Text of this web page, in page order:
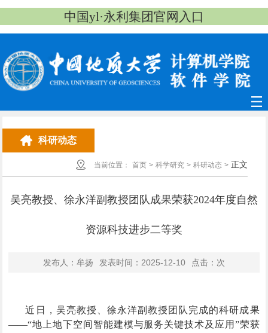
中国yl·永利集团官网入口
科研动态
当前位置： 首页 > 科学研究 > 科研动态 >正文
吴亮教授、徐永洋副教授团队成果荣获2024年度自然
资源科技进步二等奖
发布人：牟扬 发表时间：2025-12-10 点击： 次
近日， 吴亮教授 、徐永洋副教授 团队 完成的科研成果
——“地上地下空间智能建模与服务关键技术及应用”荣获